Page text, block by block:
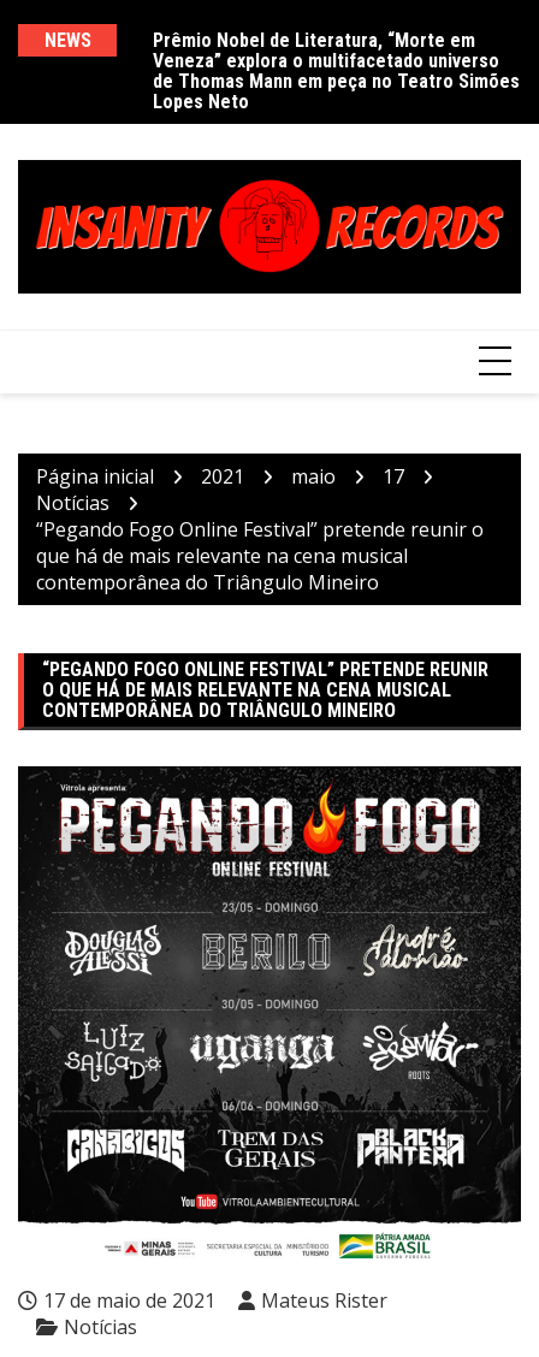
NEWS
Prêmio Nobel de Literatura, “Morte em
Veneza” explora o multifacetado universo
de Thomas Mann em peça no Teatro Simões
Lopes Neto
Página inicial 2021 maio
17
Notícias
“Pegando Fogo Online Festival” pretende reunir o
que há de mais relevante na cena musical
contemporânea do Triângulo Mineiro
“PEGANDO FOGO ONLINE FESTIVAL” PRETENDE REUNIR
O QUE HÁ DE MAIS RELEVANTE NA CENA MUSICAL
CONTEMPORÂNEA DO TRIÂNGULO MINEIRO
17 de maio de 2021
Mateus Rister
Notícias